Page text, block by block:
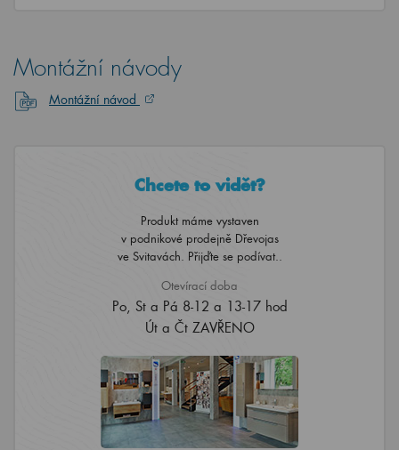
Montážní návody
Montážní návod
Chcete to vidět?
Produkt máme vystaven
v podnikové prodejně Dřevojas
ve Svitavách. Přijďte se podívat..
Otevírací doba
Po, St a Pá 8-12 a 13-17 hod
Út a Čt ZAVŘENO